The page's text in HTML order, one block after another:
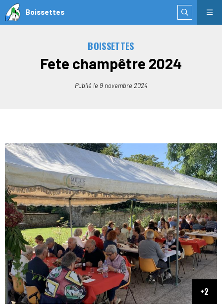
Boissettes
BOISSETTES
Fete champêtre 2024
Publié le 9 novembre 2024